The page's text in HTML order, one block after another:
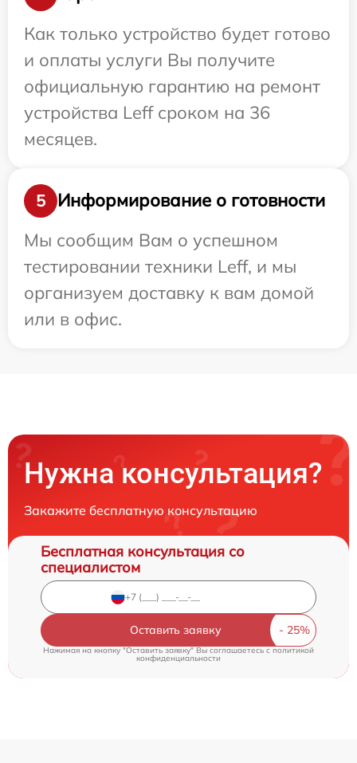
Как только устройство будет готово
и оплаты услуги Вы получите
официальную гарантию на ремонт
устройства Leff сроком на 36
месяцев.
5
Информирование о готовности
Мы сообщим Вам о успешном
тестировании техники Leff, и мы
организуем доставку к вам домой
или в офис.
Нужна консультация?
Закажите бесплатную консультацию
Бесплатная консультация со
специалистом
Оставить заявку
Нажимая на кнопку "Оставить заявку" Вы соглашаетесь cполитикой
конфиденциальности